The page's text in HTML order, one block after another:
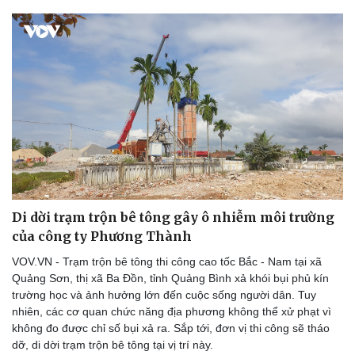
Di dời trạm trộn bê tông gây ô nhiễm môi trường
của công ty Phương Thành
VOV.VN - Trạm trộn bê tông thi công cao tốc Bắc - Nam tại xã
Quảng Sơn, thị xã Ba Đồn, tỉnh Quảng Bình xả khói bụi phủ kín
trường học và ảnh hưởng lớn đến cuộc sống người dân. Tuy
nhiên, các cơ quan chức năng địa phương không thể xử phạt vì
không đo được chỉ số bụi xả ra. Sắp tới, đơn vị thi công sẽ tháo
dỡ, di dời trạm trộn bê tông tại vị trí này.